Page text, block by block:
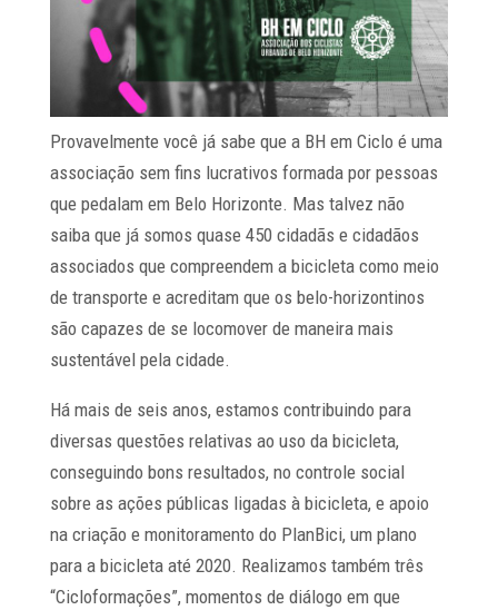
Provavelmente você já sabe que a BH em Ciclo é uma
associação sem fins lucrativos formada por pessoas
que pedalam em Belo Horizonte. Mas talvez não
saiba que já somos quase 450 cidadãs e cidadãos
associados que compreendem a bicicleta como meio
de transporte e acreditam que os belo-horizontinos
são capazes de se locomover de maneira mais
sustentável pela cidade.
Há mais de seis anos, estamos contribuindo para
diversas questões relativas ao uso da bicicleta,
conseguindo bons resultados, no controle social
sobre as ações públicas ligadas à bicicleta, e apoio
na criação e monitoramento do PlanBici, um plano
para a bicicleta até 2020. Realizamos também três
“Cicloformações”, momentos de diálogo em que